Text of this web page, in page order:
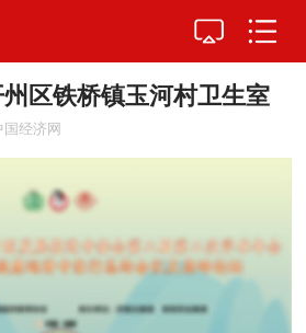
区铁桥镇玉河村卫生室
国经济网